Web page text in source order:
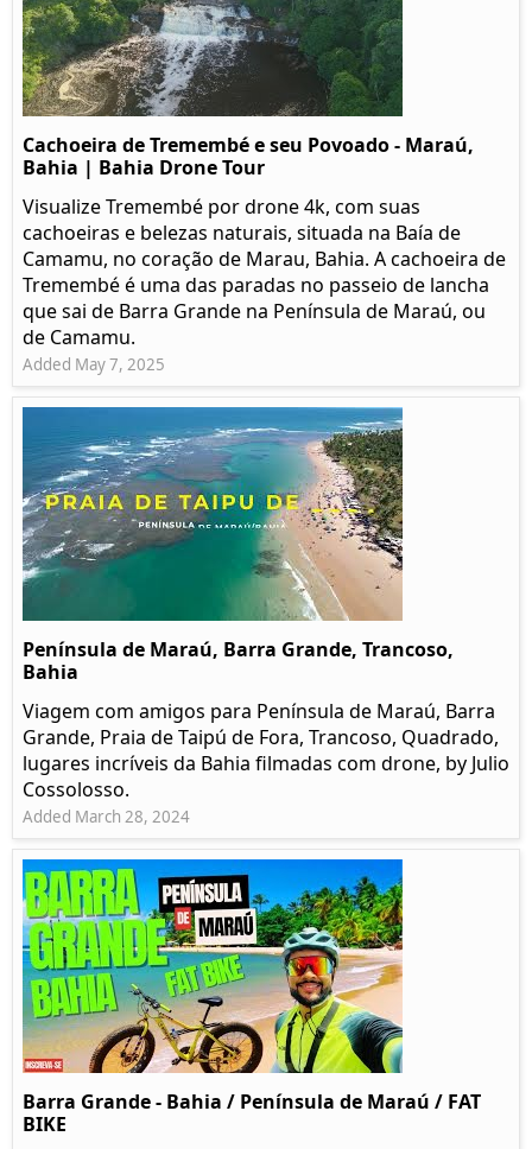
Cachoeira de Tremembé e seu Povoado - Maraú,
Bahia | Bahia Drone Tour
Visualize Tremembé por drone 4k, com suas
cachoeiras e belezas naturais, situada na Baía de
Camamu, no coração de Marau, Bahia. A cachoeira de
Tremembé é uma das paradas no passeio de lancha
que sai de Barra Grande na Península de Maraú, ou
de Camamu.
Added May 7, 2025
Península de Maraú, Barra Grande, Trancoso,
Bahia
Viagem com amigos para Península de Maraú, Barra
Grande, Praia de Taipú de Fora, Trancoso, Quadrado,
lugares incríveis da Bahia filmadas com drone, by Julio
Cossolosso.
Added March 28, 2024
Barra Grande - Bahia / Península de Maraú / FAT
BIKE